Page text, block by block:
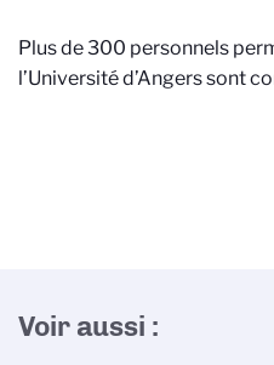
Plus de 300 personnels
l’Université d’Angers sont
Voir aussi :